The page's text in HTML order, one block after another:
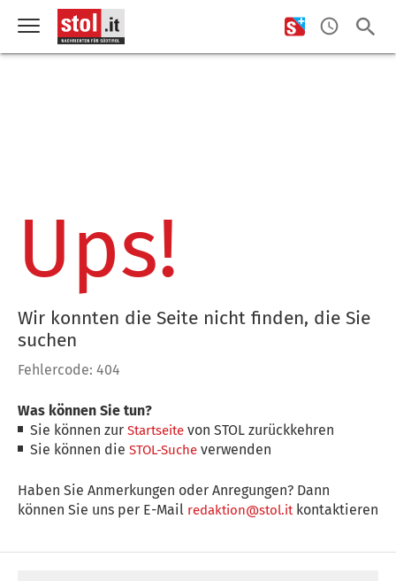
Ups!
Wir konnten die Seite nicht finden, die Sie
suchen
Fehlercode: 404
Was können Sie tun?
Sie können zurStartseite von STOL zurückkehren
Sie können dieSTOL-Suche verwenden
Haben Sie Anmerkungen oder Anregungen? Dann
können Sie uns per E-Mail redaktion@stol.itkontaktieren